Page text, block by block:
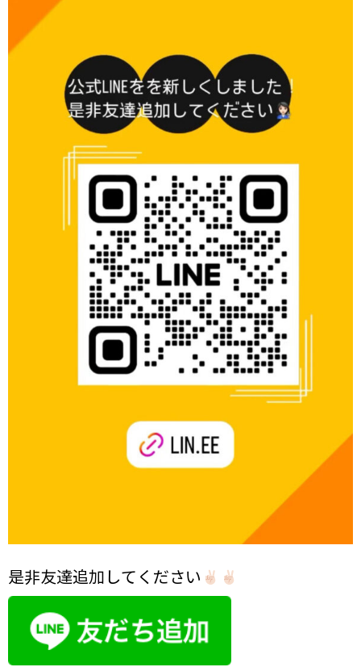
是非友達追加してください